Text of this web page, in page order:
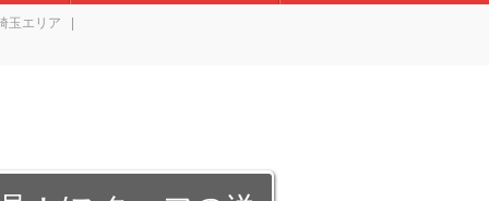
玉エリア